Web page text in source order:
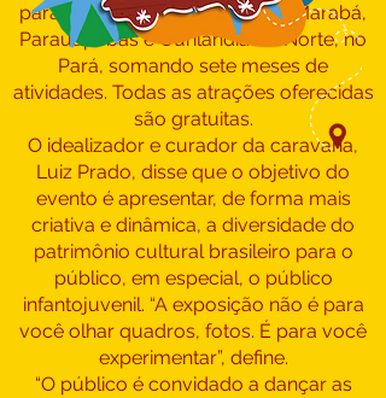
para Bom Jesus do Tocantins, Marabá,
Parauapebas e Ourilândia do Norte, no
Pará, somando sete meses de
atividades. Todas as atrações oferecidas
são gratuitas.
O idealizador e curador da caravana,
Luiz Prado, disse que o objetivo do
evento é apresentar, de forma mais
criativa e dinâmica, a diversidade do
patrimônio cultural brasileiro para o
público, em especial, o público
infantojuvenil. “A exposição não é para
você olhar quadros, fotos. É para você
experimentar”, define.
“O público é convidado a dançar as